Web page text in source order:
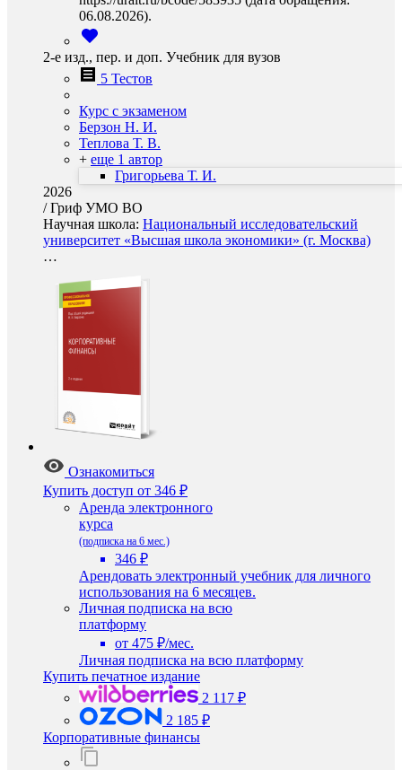
06.08.2026).
2-е изд., пер. и доп. Учебник для вузов
5 Тестов
Курс с экзаменом
Берзон Н. И.
Теплова Т. В.
+ еще 1 автор
Григорьева Т. И.
2026
/Гриф УМО ВО
Научная школа: Национальный исследовательский
университет «Высшая школа экономики» (г. Москва)
…
Ознакомиться
Купить доступ от 346 ₽
Аренда электронного
курса
(подписка на 6 мес.)
346 ₽
Арендовать электронный учебник для личного
использования на 6 месяцев.
Личная подписка на всю
платформу
от 475 ₽/мес.
Личная подписка на всю платформу
Купить печатное издание
2 117 ₽
2 185 ₽
Корпоративные финансы